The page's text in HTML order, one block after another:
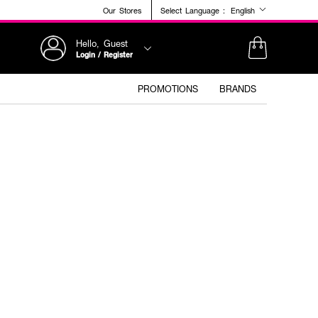
Our Stores Select Language : English
Hello, Guest
Login / Register
PROMOTIONS BRANDS